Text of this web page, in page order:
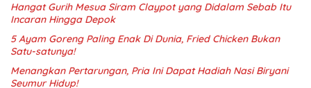
Hangat Gurih Mesua Siram Claypot yang Didalam Sebab Itu
Incaran Hingga Depok
5 Ayam Goreng Paling Enak Di Dunia, Fried Chicken Bukan
Satu-satunya!
Menangkan Pertarungan, Pria Ini Dapat Hadiah Nasi Biryani
Seumur Hidup!